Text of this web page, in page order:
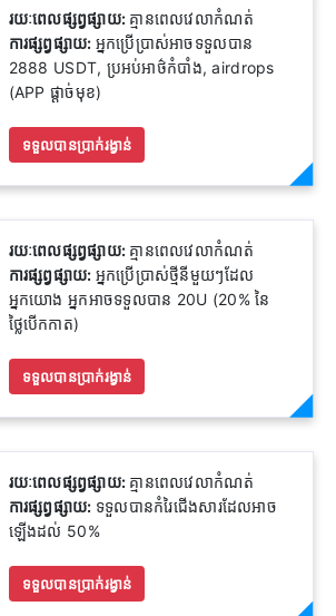
រយៈពេលផ្សព្វផ្សាយ: គ្មានពេលវេលាកំណត់
ការផ្សព្វផ្សាយ: អ្នកប្រើប្រាស់អាចទទួលបាន
2888 USDT, ប្រអប់អាថ៌កំបាំង, airdrops
(APP ផ្តាច់មុខ)
ទទួលបានប្រាក់រង្វាន់
រយៈពេលផ្សព្វផ្សាយ: គ្មានពេលវេលាកំណត់
ការផ្សព្វផ្សាយ: អ្នកប្រើប្រាស់ថ្មីនីមួយៗដែល
អ្នកយោង អ្នកអាចទទួលបាន 20U (20% នៃ
ថ្លៃបើកកាត)
ទទួលបានប្រាក់រង្វាន់
រយៈពេលផ្សព្វផ្សាយ: គ្មានពេលវេលាកំណត់
ការផ្សព្វផ្សាយ: ទទួលបានកំរៃជើងសារដែលអាច
ឡើងដល់ 50%
ទទួលបានប្រាក់រង្វាន់